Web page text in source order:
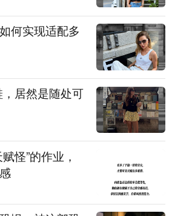
何实现适配多
居然是随处可
怪”的作业，